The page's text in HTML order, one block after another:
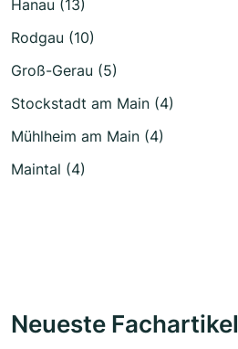
Hanau (13)
Rodgau (10)
Groß-Gerau (5)
Stockstadt am Main (4)
Mühlheim am Main (4)
Maintal (4)
Neueste Fachartikel